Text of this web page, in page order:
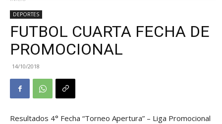
DEPORTES
FUTBOL CUARTA FECHA DE
PROMOCIONAL
14/10/2018
Resultados 4° Fecha “Torneo Apertura” – Liga Promocional